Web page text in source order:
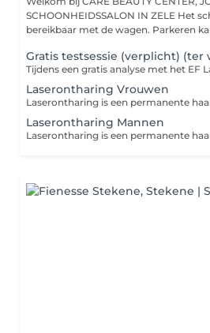
SCHOONHEIDSSALON IN ZELE Het schoonheidssalon is vlot
bereikbaar met de wagen. Parkeren
Gratis testsessie (verplicht) (ter
Laserontharing Vrouwen
Laserontharing Mannen